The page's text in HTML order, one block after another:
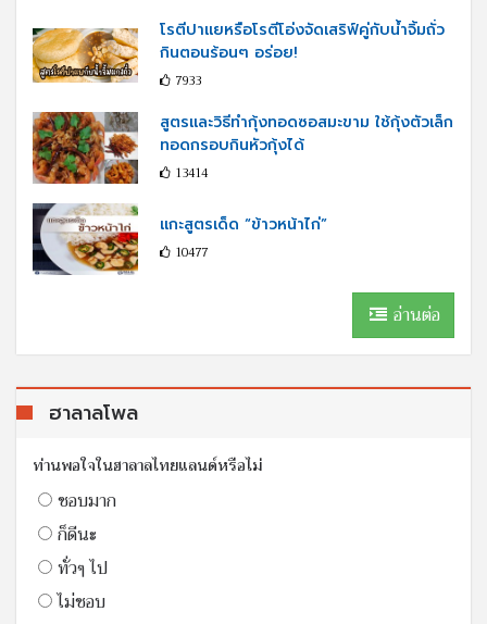
โรตีปาแยหรือโรตีโอ่งจัดเสริฟ์คู่กับนํ้าจิ้มถั่ว
กินตอนร้อนๆ อร่อย!
7933
สูตรและวิธีทำกุ้งทอดซอสมะขาม ใช้กุ้งตัวเล็ก
ทอดกรอบกินหัวกุ้งได้
13414
แกะสูตรเด็ด “ข้าวหน้าไก่”
10477
อ่านต่อ
ฮาลาลโพล
ท่านพอใจในฮาลาลไทยแลนด์หรือไม่
ชอบมาก
ก็ดีนะ
ทั่วๆ ไป
ไม่ชอบ